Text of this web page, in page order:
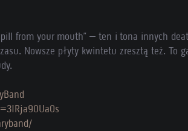
from your mouth” – ten i tona innych
Nowsze płyty kwintetu zresztą też. To